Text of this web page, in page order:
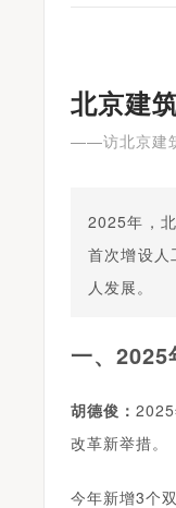
北京建
——访北京建
2025年，
首次增设人
人发展。
一、2025
胡德俊：
改革新举措。
今年新增3个